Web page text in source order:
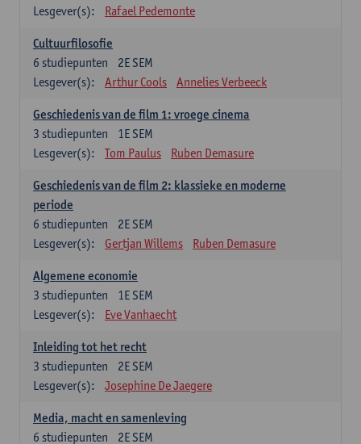
Lesgever(s):
Rafael Pedemonte
Cultuurfilosofie
2E SEM
6 studiepunten
Lesgever(s):
Arthur Cools Annelies Verbeeck
Geschiedenis van de film 1: vroege cinema
1E SEM
3 studiepunten
Lesgever(s):
Tom Paulus Ruben Demasure
Geschiedenis van de film 2: klassieke en moderne
periode
2E SEM
6 studiepunten
Lesgever(s):
Gertjan Willems Ruben Demasure
Algemene economie
1E SEM
3 studiepunten
Lesgever(s):
Eve Vanhaecht
Inleiding tot het recht
2E SEM
3 studiepunten
Lesgever(s):
Josephine De Jaegere
Media, macht en samenleving
2E SEM
6 studiepunten